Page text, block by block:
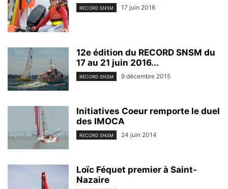
RECORD SNSM 17 juin 2016
12e édition du RECORD SNSM du
17 au 21 juin 2016...
RECORD SNSM 9 décembre 2015
Initiatives Coeur remporte le duel
des IMOCA
RECORD SNSM 24 juin 2014
Loïc Féquet premier à Saint-
Nazaire